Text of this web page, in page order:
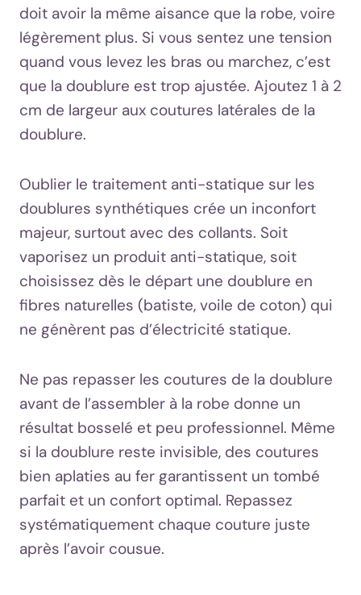
doit avoir la même aisance que la robe, voire
légèrement plus. Si vous sentez une tension
quand vous levez les bras ou marchez, c’est
que la doublure est trop ajustée. Ajoutez 1 à 2
cm de largeur aux coutures latérales de la
doublure.
Oublier le traitement anti-statique sur les
doublures synthétiques crée un inconfort
majeur, surtout avec des collants. Soit
vaporisez un produit anti-statique, soit
choisissez dès le départ une doublure en
fibres naturelles (batiste, voile de coton) qui
ne génèrent pas d’électricité statique.
Ne pas repasser les coutures de la doublure
avant de l’assembler à la robe donne un
résultat bosselé et peu professionnel. Même
si la doublure reste invisible, des coutures
bien aplaties au fer garantissent un tombé
parfait et un confort optimal. Repassez
systématiquement chaque couture juste
après l’avoir cousue.